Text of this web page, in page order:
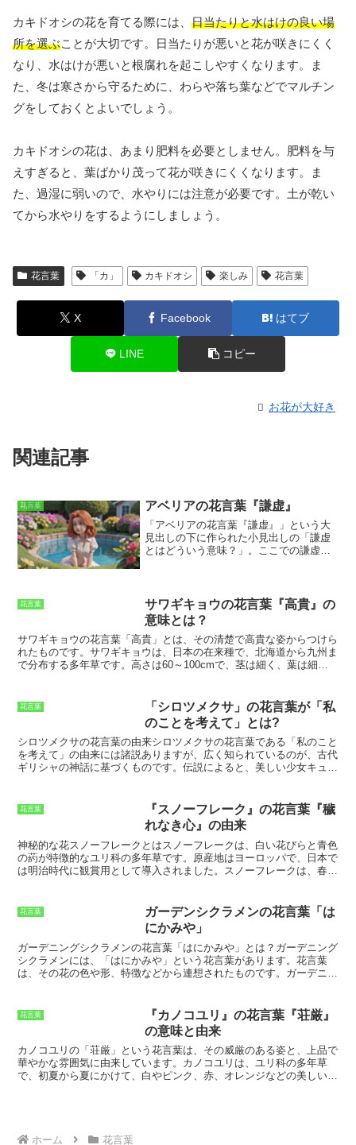
カキドオシの花を育てる際には、 日当たりと水はけの良い場
所を選ぶことが大切です。日当たりが悪いと花が咲きにくく
なり、水はけが悪いと根腐れを起こしやすくなります。ま
た、冬は寒さから守るために、わらや落ち葉などでマルチン
グをしておくとよいでしょう。
カキドオシの花は、あまり肥料を必要としません。肥料を与
えすぎると、葉ばかり茂って花が咲きにくくなります。ま
た、過湿に弱いので、水やりには注意が必要です。土が乾い
てから水やりをするようにしましょう。
花言葉 「カ」 カキドオシ 楽しみ 花言葉
X Facebook はてブ
LINE コピー
お花が大好き
関連記事
花言葉 アベリアの花言葉『謙虚』
「アベリアの花言葉『謙虚』」という大
見出しの下に作られた小見出しの「謙虚
とはどういう意味？」。ここでの謙虚と
謙虚さは、美徳とされ、他者から尊敬さ
れるものです。アベリアは、花言葉が謙
虚なことから、謙虚な人の象徴とされて
います。アベリアは、清楚で可憐な花を
咲かせる植物です。花色は白、ピンク、
赤などがあります。アベリアは、庭や公
な要素です。謙虚な人は、他者を尊重
し、自分の意見を押し付けません。ま
た、謙虚な人は、他者の意見に耳を傾
け、それを受け入れることができます。
謙虚さは、人間関係を円滑にし、良好な
関係を築くのに役立ちます。アベリアの
され、愛されます。アベリアの花言葉の
謙虚を胸に、日々謙虚に生きていきたい
ものです。
花言葉
サワギキョウの花言葉『高貴』の
意味とは？
サワギキョウの花言葉「高貴」とは、その清楚で高貴な姿からつけら
れたものです。サワギキョウは、日本の在来種で、北海道から九州ま
で分布する多年草です。高さは60～100cmで、茎は細く、葉は細長
「高貴」は、その美しさや清楚さからつけられたものです。サワギキ
ョウの花は、青紫色の可憐な花で、その花姿は高貴で楚々としていま
す。サワギキョウは、古くから日本の花として親しまれ、平安時代の
歌人・藤原定家も、その歌にサワギキョウを詠み込んでいます。 サワ
ギキョウの花言葉「高貴」は、その花姿だけでなく、その花言葉もま
た、人々に愛されてきています。サワギキョウの花言葉「高貴」は、
貴な花言葉で、人々に愛され続けています。
花言葉
「シロツメクサ」の花言葉が「私
のことを考えて」とは?
シロツメクサの花言葉の由来シロツメクサの花言葉である「私のこと
を考えて」の由来には諸説ありますが、広く知られているのが、古代
ギリシャの神話に基づくものです。伝説によると、美しい少女キュー
バーの花が咲くように頼んだのです。それ以来、シロツメクサは「私
のことを考えて」という花言葉を持つようになりました。さらに、ヨ
ーロッパではシロツメクサを「幸運の象徴」として考えており、その
花が咲いているところを踏むと幸運が得られるという言い伝えがあり
ます。また、シロツメクサには「永遠の愛」という花言葉もあること
から、結婚式のブーケや花冠に使用されることもあります。
花言葉
『スノーフレーク』の花言葉『穢
れなき心』の由来
神秘的な花スノーフレークとは スノーフレークは、白い花びらと青色
の葯が特徴的なユリ科の多年草です。原産地はヨーロッパで、日本で
は明治時代に観賞用として導入されました。スノーフレークは、春か
神秘的な花として親しまれており、花壇や鉢植えで栽培されることが
多いです。また、切り花としても人気があります。
花言葉
ガーデンシクラメンの花言葉「は
にかみや」
ガーデニングシクラメンの花言葉「はにかみや」とは？ ガーデニング
シクラメンには、「はにかみや」という花言葉があります。花言葉
は、その花の色や形、特徴などから連想されたものです。ガーデニン
ロッパ原産の多年草です。日本には江戸時代に渡来し、現在では全国
で栽培されています。ガーデニングシクラメンの花は、一重咲きと八
重咲きがあり、色は赤、白、ピンク、紫などがあります。花期は11
月から4月頃までで、寒い時期に花を咲かせるので、冬の花壇を彩る
人気の花です。
花言葉
『カノコユリ』の花言葉『荘厳』
の意味と由来
カノコユリの「荘厳」という花言葉は、その威厳のある姿と、上品で
華やかな雰囲気に由来しています。 カノコユリは、ユリ科の多年草
で、初夏から夏にかけて、白やピンク、赤、オレンジなどの美しい花
日当たりの良い場所を好みます。
ホーム 花言葉